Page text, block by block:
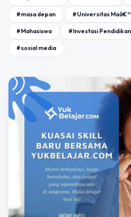
#masa depan #Universitas
#Mahasiswa #Investasi Pendidikan
#sosial media